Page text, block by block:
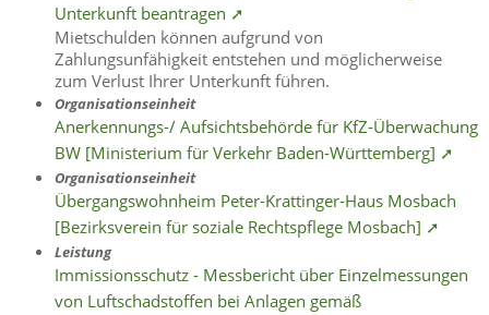
Unterkunft beantragen ➚
Mietschulden können aufgrund von
Zahlungsunfähigkeit entstehen und möglicherweise
zum Verlust Ihrer Unterkunft führen.
Organisationseinheit
Anerkennungs-/ Aufsichtsbehörde für KfZ-Überwachung
BW [Ministerium für Verkehr Baden-Württemberg] ➚
Organisationseinheit
Übergangswohnheim Peter-Krattinger-Haus Mosbach
[Bezirksverein für soziale Rechtspflege Mosbach] ➚
Leistung
Immissionsschutz - Messbericht über Einzelmessungen
von Luftschadstoffen bei Anlagen gemäß